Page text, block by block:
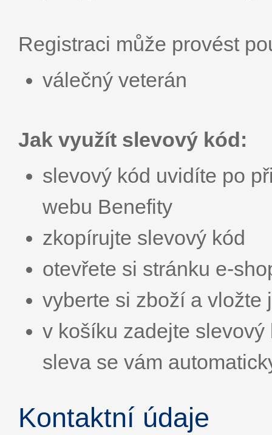
Registraci může provést
válečný veterán
Jak využít slevový kód:
slevový kód uvidíte po
webu Benefity
zkopírujte slevový kód
otevřete si stránku e-
vyberte si zboží a vložte
v košíku zadejte
sleva se vám
Kontaktní údaje